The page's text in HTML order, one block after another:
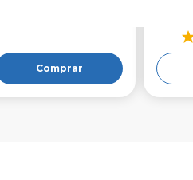
Comprar